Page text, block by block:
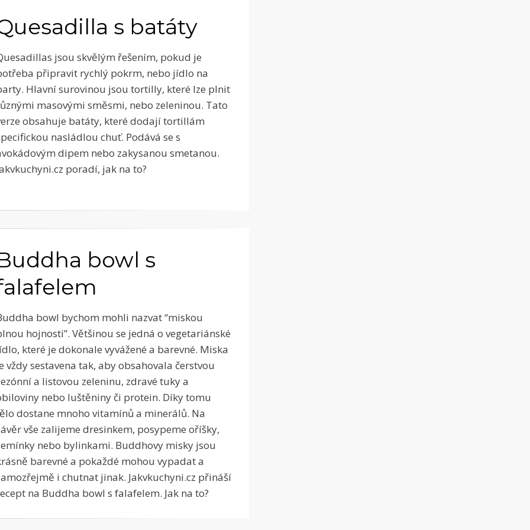
s batáty
jsou skvělým řešením, pokud je
připravit rychlý pokrm, nebo jídlo na
Hlavní surovinou jsou tortilly, které lze plnit
masovými směsmi, nebo zeleninou. Tato
obsahuje batáty, které dodají tortillám
nasládlou chuť. Podává se s
dipem nebo zakysanou smetanou.
poradí, jak na to?
bowl s
bowl bychom mohli nazvat “miskou
hojnosti”. Většinou se jedná o vegetariánské
které je dokonale vyvážené a barevné. Miska
vždy sestavena tak, aby obsahovala čerstvou
a listovou zeleninu, zdravé tuky a
nebo luštěniny či protein. Díky tomu
dostane mnoho vitamínů a minerálů. Na
vše zalijeme dresinkem, posypeme oříšky,
nebo bylinkami. Buddhovy misky jsou
barevné a pokaždé mohou vypadat a
i chutnat jinak. Jakvkuchyni.cz přináší
na Buddha bowl s falafelem. Jak na to?